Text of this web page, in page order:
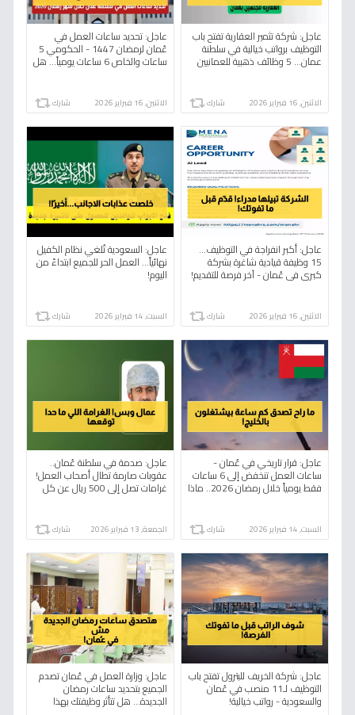
عاجل: شركة تثمير العقارية تفتح باب
التوظيف برواتب خيالية في سلطنة
عمان... 5 وظائف ذهبية للعمانيين
الاثنين, 16 فبراير 2026 شارك
عاجل: تحديد ساعات العمل في
عُمان لرمضان 1447 - الحكومي 5
ساعات والخاص 6 ساعات يومياً... هل
الاثنين, 16 فبراير 2026 شارك
عاجل: أكبر انفراجة في التوظيف…
15 وظيفة قيادية شاغرة بشركة
كبرى في عُمان - آخر فرصة للتقديم!
الاثنين, 16 فبراير 2026 شارك
عاجل: السعودية تُلغي نظام الكفيل
نهائياً... العمل الحر للجميع ابتداءً من
اليوم!
السبت, 14 فبراير 2026 شارك
عاجل: قرار تاريخي في عُمان -
ساعات العمل تنخفض إلى 6 ساعات
فقط يومياً خلال رمضان 2026.. ماذا
السبت, 14 فبراير 2026 شارك
عاجل: صدمة في سلطنة عُمان..
عقوبات صارمة تطال أصحاب العمل!
غرامات تصل إلى 500 ريال عن كل
الجمعة, 13 فبراير 2026 شارك
عاجل: شركة الخريف للبترول تفتح باب
التوظيف لـ11 منصب في عُمان
والسعودية - رواتب خيالية!
عاجل: وزارة العمل في عُمان تصدم
الجميع بتحديد ساعات رمضان
الجديدة… هل تتأثر وظيفتك بهذا